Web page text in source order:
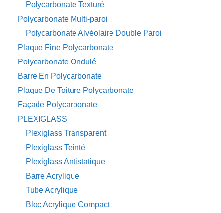
Polycarbonate Texturé
Polycarbonate Multi-paroi
Polycarbonate Alvéolaire Double Paroi
Plaque Fine Polycarbonate
Polycarbonate Ondulé
Barre En Polycarbonate
Plaque De Toiture Polycarbonate
Façade Polycarbonate
PLEXIGLASS
Plexiglass Transparent
Plexiglass Teinté
Plexiglass Antistatique
Barre Acrylique
Tube Acrylique
Bloc Acrylique Compact